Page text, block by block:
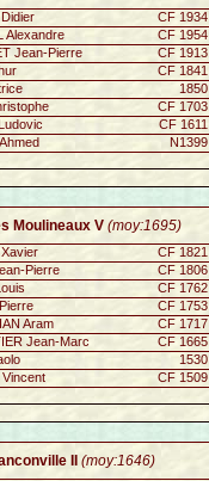
CF 1934
Alexandre
CF 1954
Jean-Pierre
CF 1913
CF 1841
1850
CF 1703
CF 1611
N1399
Moulineaux V (moy:1695)
CF 1821
Pierre
CF 1806
CF 1762
CF 1753
Aram
CF 1717
Jean-Marc
CF 1665
1530
CF 1509
II (moy:1646)